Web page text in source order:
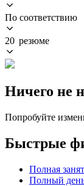
По соответствию
20 резюме
Ничего не
Попробуйте
Быстрые
Полная
Полный